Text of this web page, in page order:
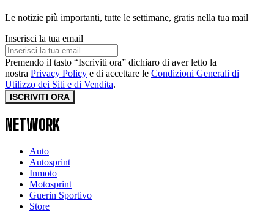
Le notizie più importanti, tutte le settimane, gratis nella tua mail
Inserisci la tua email
Premendo il tasto “Iscriviti ora” dichiaro di aver letto la
nostra Privacy Policy e di accettare le Condizioni Generali di
Utilizzo dei Siti e di Vendita.
ISCRIVITI ORA
NETWORK
Auto
Autosprint
Inmoto
Motosprint
Guerin Sportivo
Store